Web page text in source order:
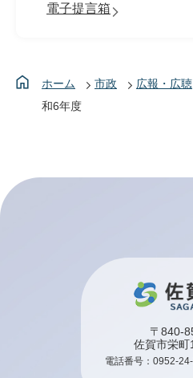
電子提言箱
ホーム 市政 広報・広聴
和6年度
〒840-
佐賀市栄町
電話番号： 0952-